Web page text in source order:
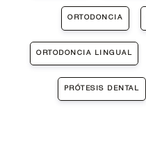
ORTODONCIA
ORTODONCIA LINGUAL
PRÓTESIS DENTAL